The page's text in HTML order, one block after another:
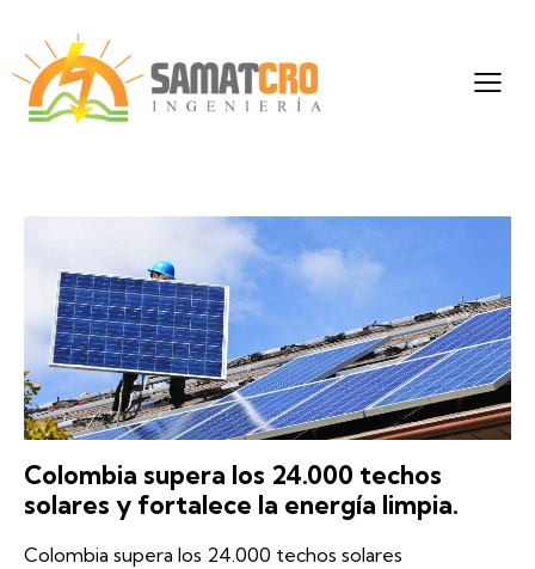
Colombia supera los 24.000 techos
solares y fortalece la energía limpia.
Colombia supera los 24.000 techos solares